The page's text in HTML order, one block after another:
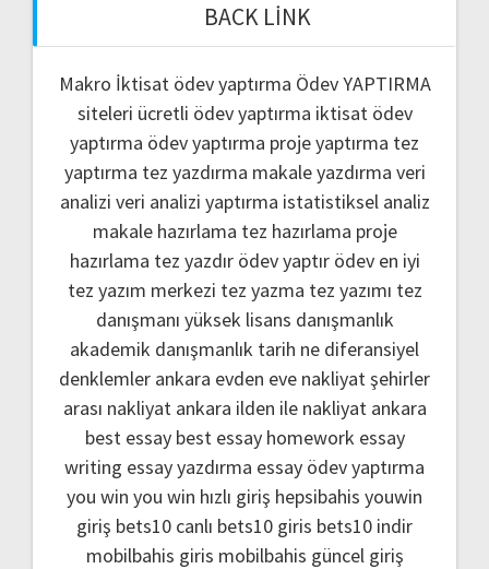
BACK LINK
Makro İktisat ödev yaptırma Ödev YAPTIRMA
siteleri ücretli ödev yaptırma iktisat ödev
yaptırma ödev yaptırma proje yaptırma tez
yaptırma tez yazdırma makale yazdırma veri
analizi veri analizi yaptırma istatistiksel analiz
makale hazırlama tez hazırlama proje
hazırlama tez yazdır ödev yaptır ödev en iyi
tez yazım merkezi tez yazma tez yazımı tez
danışmanı yüksek lisans danışmanlık
akademik danışmanlık tarih ne diferansiyel
denklemler ankara evden eve nakliyatşehirler
arası nakliyat ankara ilden ile nakliyat ankara
best essay best essay homework essay
writing essay yazdırma essay ödev yaptırma
you win you win hızlı giriş hepsibahis youwin
giriş bets10 canlı bets10 giris bets10 indir
mobilbahis giris mobilbahis güncel giriş